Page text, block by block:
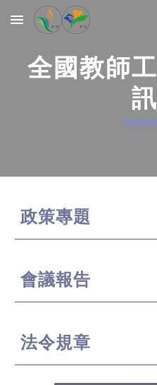
Skip to main content
全國教師
政策專題
會議報告
法令規章